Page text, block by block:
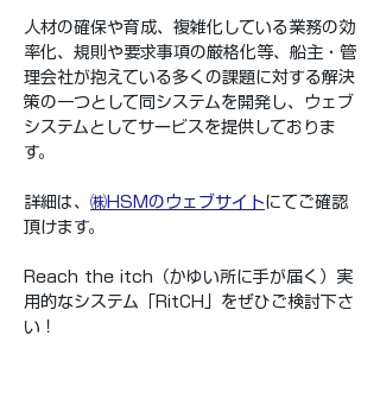
人材の確保や育成、複雑化している業務の効
率化、規則や要求事項の厳格化等、船主・管
理会社が抱えている多くの課題に対する解決
策の一つとして同システムを開発し、ウェブ
システムとしてサービスを提供しておりま
す。
詳細は、 ㈱HSMのウェブサイトにてご確認
頂けます。
Reach the itch（かゆい所に手が届く）実
用的なシステム「RitCH」をぜひご検討下さ
い！